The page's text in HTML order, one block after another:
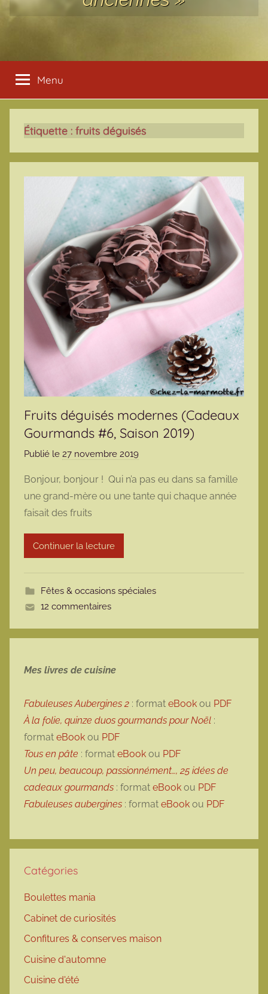
Menu
Étiquette : fruits déguisés
Fruits déguisés modernes (Cadeaux
Gourmands #6, Saison 2019)
Publié le 27 novembre 2019
r
m
t
Bonjour, bonjour ! Qui n’a pas eu dans sa famille
une grand-mère ou une tante qui chaque année
faisait des fruits
Continuer la lecture
Fêtes & occasions spéciales
12 commentaires
Mes livres de cuisine
Fabuleuses Aubergines 2 : format eBook ou PDF
À la folie, quinze duos gourmands pour Noël :
format eBook ou PDF
Tous en pâte : format eBook ou PDF
Un peu, beaucoup, passionnément…, 25 idées de
cadeaux gourmands : format eBook ou PDF
Fabuleuses aubergines : format eBook ou PDF
Catégories
Boulettes mania
Cabinet de curiosités
Confitures & conserves maison
Cuisine d'automne
Cuisine d'été